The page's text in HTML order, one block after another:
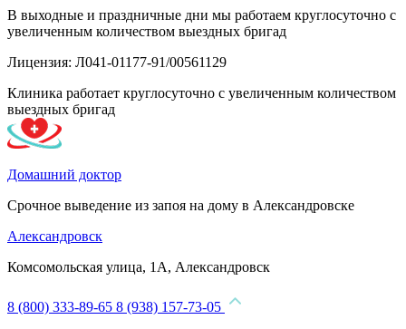
В выходные и праздничные дни мы работаем круглосуточно с
увеличенным количеством выездных бригад
Лицензия: Л041-01177-91/00561129
Клиника работает круглосуточно с увеличенным количеством
выездных бригад
Домашний доктор
Срочное выведение из запоя на дому в Александровске
Александровск
Комсомольская улица, 1А, Александровск
8 (800) 333-89-65 8 (938) 157-73-05